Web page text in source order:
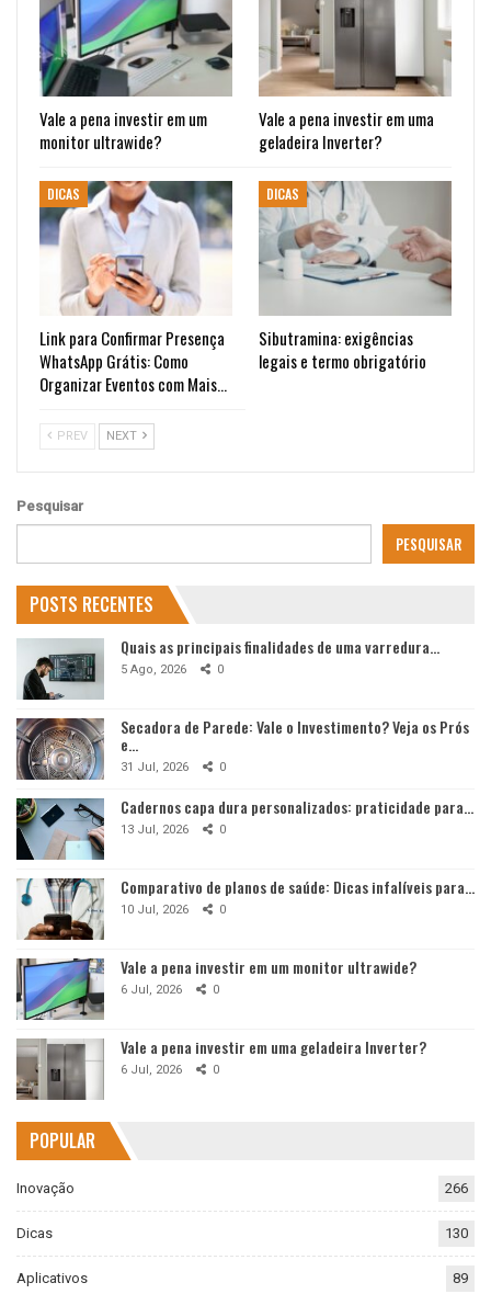
Vale a pena investir em um
monitor ultrawide?
Vale a pena investir em uma
geladeira Inverter?
DICAS
Link para Confirmar Presença
WhatsApp Grátis: Como
Organizar Eventos com Mais…
DICAS
Sibutramina: exigências
legais e termo obrigatório
PREV NEXT
Pesquisar
PESQUISAR
POSTS RECENTES
Quais as principais finalidades de uma varredura…
5 Ago, 2026 0
Secadora de Parede: Vale o Investimento? Veja os Prós
e…
31 Jul, 2026 0
Cadernos capa dura personalizados: praticidade para…
13 Jul, 2026 0
Comparativo de planos de saúde: Dicas infalíveis para…
10 Jul, 2026 0
Vale a pena investir em um monitor ultrawide?
6 Jul, 2026 0
Vale a pena investir em uma geladeira Inverter?
6 Jul, 2026 0
POPULAR
Inovação 266
Dicas 130
Aplicativos 89